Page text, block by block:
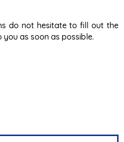
do not hesitate to fill out the
as soon as possible.